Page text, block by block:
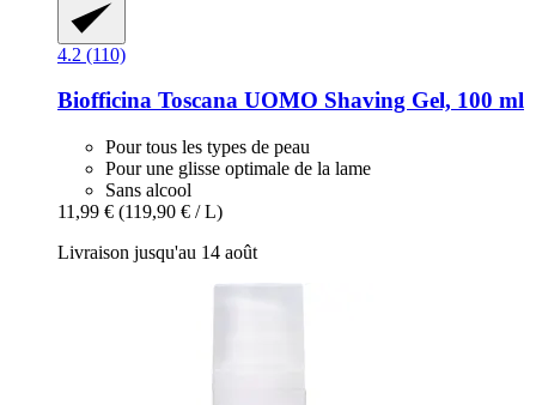
4.2 (110)
Biofficina Toscana UOMO Shaving Gel, 100 ml
Pour tous les types de peau
Pour une glisse optimale de la lame
Sans alcool
11,99 € (119,90 € / L)
Livraison jusqu'au 14 août